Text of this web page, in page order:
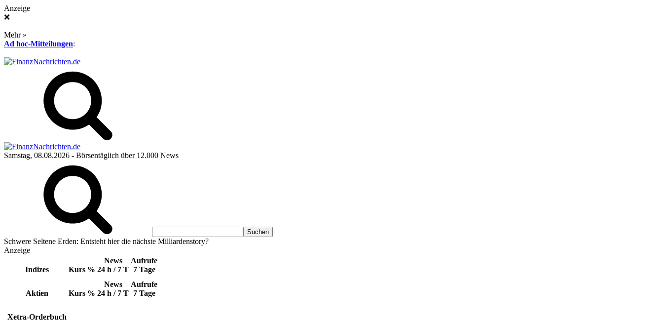
Anzeige
❌
Mehr »
Ad hoc-Mitteilungen:
Samstag, 08.08.2026 - Börsentäglich über 12.000 News
Schwere Seltene Erden: Entsteht hier die nächste Milliardenstory?
Anzeige
Indizes Kurs %
News
24 h / 7 T
Aufrufe
7 Tage
Aktien Kurs %
News
24 h / 7 T
Aufrufe
7 Tage
Xetra-Orderbuch